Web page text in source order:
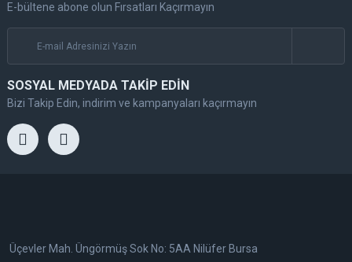
E-bültene abone olun Fırsatları Kaçırmayın
SOSYAL MEDYADA TAKİP EDİN
Bizi Takip Edin, indirim ve kampanyaları kaçırmayın
Üçevler Mah. Üngörmüş Sok No: 5AA Nilüfer Bursa